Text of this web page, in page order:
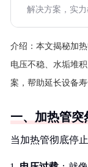
解决方案，实力
介绍： 本文揭秘加
电压不稳、水垢堆
案，帮助延长设备寿
一、加热管突
当加热管彻底停